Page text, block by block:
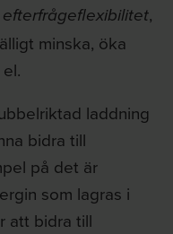
efterfrågeflexibilitet,
minska, öka
laddning
bidra till
på det är
som lagras i
att bidra till